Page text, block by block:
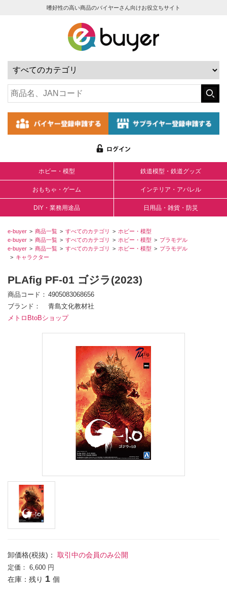
嗜好性の高い商品のバイヤーさん向けお役立ちサイト
ホビー・模型 鉄道模型・鉄道グッズ
おもちゃ・ゲーム インテリア・アパレル
DIY・業務用途品 日用品・雑貨・防災
e-buyer 商品一覧 すべてのカテゴリ
ホビー・模型
e-buyer
商品一覧 すべてのカテゴリ ホビー・模型
プラモデル
e-buyer
商品一覧 すべてのカテゴリ ホビー・模型
プラモデル
キャラクター
PLAfig PF-01 ゴジラ(2023)
商品コード
4905083068656
ブランド
青島文化教材社
メトロBtoBショップ
卸価格(税抜)： 取引中の会員のみ公開
定価： 6,600 円
在庫：残り 1 個